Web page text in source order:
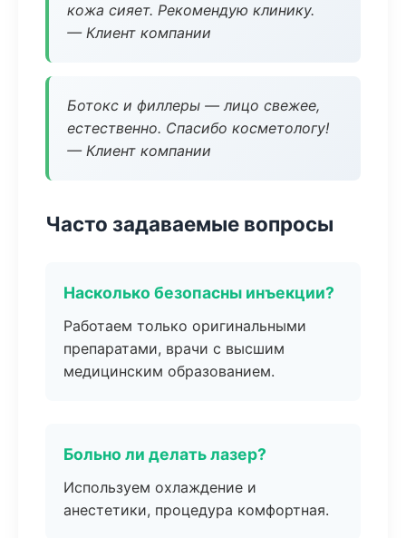
кожа сияет. Рекомендую клинику.
— Клиент компании
Ботокс и филлеры — лицо свежее,
естественно. Спасибо косметологу!
— Клиент компании
Часто задаваемые вопросы
Насколько безопасны инъекции?
Работаем только оригинальными
препаратами, врачи с высшим
медицинским образованием.
Больно ли делать лазер?
Используем охлаждение и
анестетики, процедура комфортная.